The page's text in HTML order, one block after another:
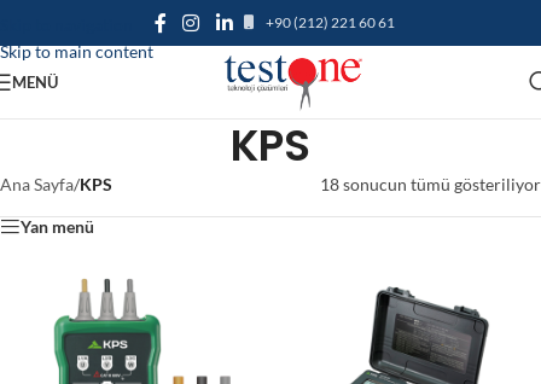
Skip to main content
+90 (212) 221 60 61
MENÜ
KPS
Ana Sayfa/KPS 18 sonucun tümü gösteriliyor
Yan menü